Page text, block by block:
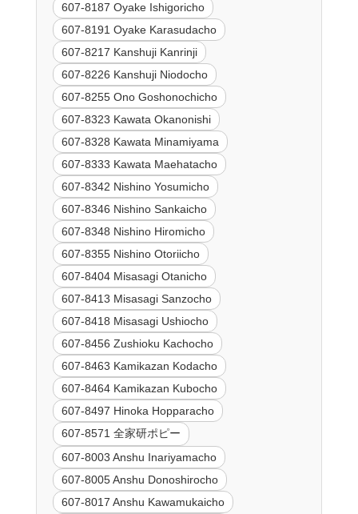
607-8187 Oyake Ishigoricho
607-8191 Oyake Karasudacho
607-8217 Kanshuji Kanrinji
607-8226 Kanshuji Niodocho
607-8255 Ono Goshonochicho
607-8323 Kawata Okanonishi
607-8328 Kawata Minamiyama
607-8333 Kawata Maehatacho
607-8342 Nishino Yosumicho
607-8346 Nishino Sankaicho
607-8348 Nishino Hiromicho
607-8355 Nishino Otoriicho
607-8404 Misasagi Otanicho
607-8413 Misasagi Sanzocho
607-8418 Misasagi Ushiocho
607-8456 Zushioku Kachocho
607-8463 Kamikazan Kodacho
607-8464 Kamikazan Kubocho
607-8497 Hinoka Hopparacho
607-8571 全家研ポピー
607-8003 Anshu Inariyamacho
607-8005 Anshu Donoshirocho
607-8017 Anshu Kawamukaicho